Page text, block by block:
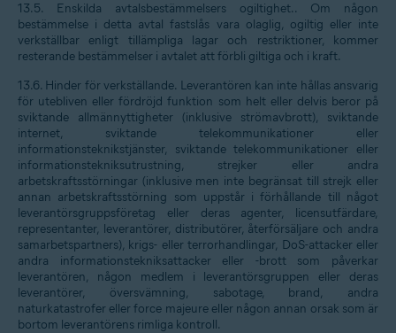
13.5. Enskilda avtalsbestämmelsers ogiltighet.. Om någon
bestämmelse i detta avtal fastslås vara olaglig, ogiltig eller inte
verkställbar enligt tillämpliga lagar och restriktioner, kommer
resterande bestämmelser i avtalet att förbli giltiga och i kraft.
13.6. Hinder för verkställande. Leverantören kan inte hållas ansvarig
för utebliven eller fördröjd funktion som helt eller delvis beror på
sviktande allmännyttigheter (inklusive strömavbrott), sviktande
internet, sviktande telekommunikationer eller
informationsteknikstjänster, sviktande telekommunikationer eller
informationstekniksutrustning, strejker eller andra
arbetskraftsstörningar (inklusive men inte begränsat till strejk eller
annan arbetskraftsstörning som uppstår i förhållande till något
leverantörsgruppsföretag eller deras agenter, licensutfärdare,
representanter, leverantörer, distributörer, återförsäljare och andra
samarbetspartners), krigs- eller terrorhandlingar, DoS-attacker eller
andra informationstekniksattacker eller -brott som påverkar
leverantören, någon medlem i leverantörsgruppen eller deras
leverantörer, översvämning, sabotage, brand, andra
naturkatastrofer eller force majeure eller någon annan orsak som är
bortom leverantörens rimliga kontroll.